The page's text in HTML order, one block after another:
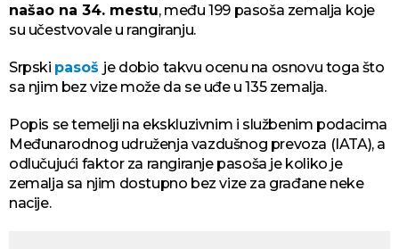
našao na 34. mestu, među 199 pasoša zemalja koje
su učestvovale u rangiranju.
Srpski pasoš je dobio takvu ocenu na osnovu toga što
sa njim bez vize može da se uđe u 135 zemalja.
Popis se temelji na ekskluzivnim i službenim podacima
Međunarodnog udruženja vazdušnog prevoza (IATA), a
odlučujući faktor za rangiranje pasoša je koliko je
zemalja sa njim dostupno bez vize za građane neke
nacije.